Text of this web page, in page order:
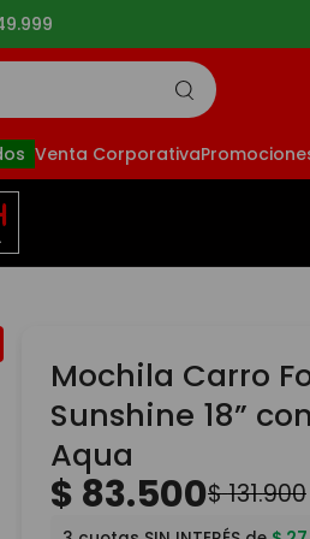
Venta Corporativa
Mochila Carro
Sunshine 18”
Aqua
$ 83.500$131.900